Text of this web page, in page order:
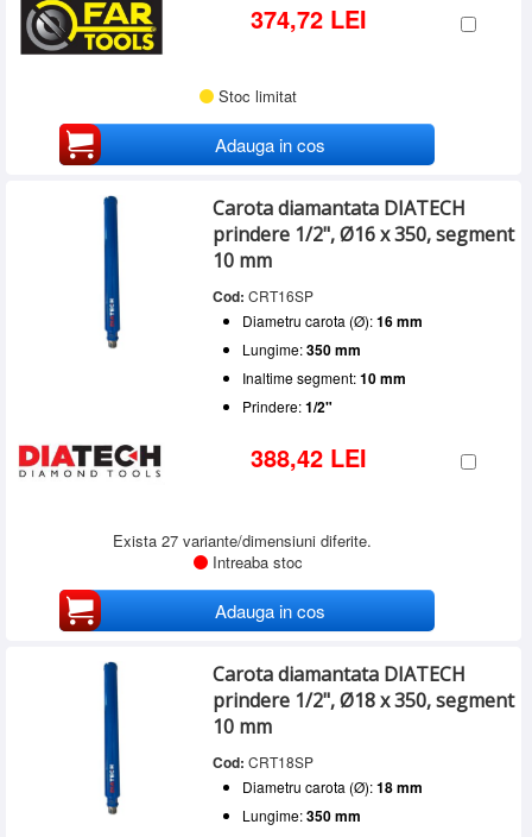
374,72 LEI
Stoc limitat
Adauga in cos
Carota diamantata DIATECH
prindere 1/2", Ø16 x 350, segment
10 mm
Cod: CRT16SP
Diametru carota (Ø):16 mm
Lungime:350 mm
Inaltime segment:10 mm
Prindere:1/2"
388,42 LEI
Exista 27 variante/dimensiuni diferite.
Intreaba stoc
Adauga in cos
Carota diamantata DIATECH
prindere 1/2", Ø18 x 350, segment
10 mm
Cod: CRT18SP
Diametru carota (Ø):18 mm
Lungime:350 mm